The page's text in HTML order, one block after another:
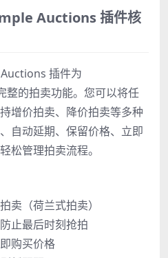
Auctions 插件核
插件为
的拍卖功能。您可以将任
增价拍卖、降价拍卖等多种
自动延期、保留价格、立即
松管理拍卖流程。
卖（荷兰式拍卖）
止最后时刻抢拍
购买价格